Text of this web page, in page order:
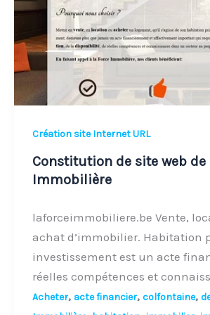
Création site Internet URL
Constitution de site web de
Immobilière
laforceimmobiliere.be Vente,
achat d’immobilier. Habitation
investissement est un acte
réelles compétences et
Acheter, acte financier, colfontaine,
Force
Immobilière